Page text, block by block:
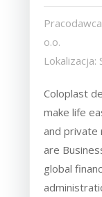
o.o.
Lokalizacja:
Coloplast
make life
and private
are
global